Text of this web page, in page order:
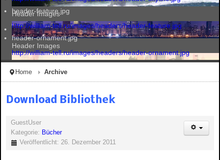
Header Images
Header Images
Header Images
header-feature.jpg
http://william-tell.ru/images/headers/header-feature.jpg
header-ornament.jpg
http://william-tell.ru/images/headers/header-ornament.jpg
Home Archive
Download Bibliothek
GuestUser
Kategorie: Bücher
Veröffentlicht: 26. Dezember 2011